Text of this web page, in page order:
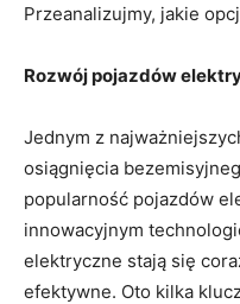
Przeanalizujmy, jakie
Rozwój pojazdów
Jednym z
osiągnięcia
popularność​ pojazdów
innowacyjnym
elektryczne stają się
efektywne.​ Oto kilka